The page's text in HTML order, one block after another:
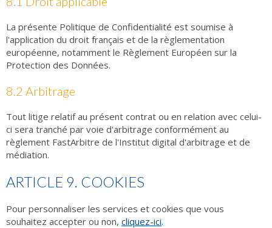
La présente Politique de Confidentialité est soumise à
l'application du droit français et de la règlementation
européenne, notamment le Règlement Européen sur la
Protection des Données.
8.2 Arbitrage
Tout litige relatif au présent contrat ou en relation avec celui-
ci sera tranché par voie d'arbitrage conformément au
règlement FastArbitre de l'Institut digital d'arbitrage et de
médiation.
ARTICLE 9. COOKIES
Pour personnaliser les services et cookies que vous
souhaitez accepter ou non, cliquez-ici.